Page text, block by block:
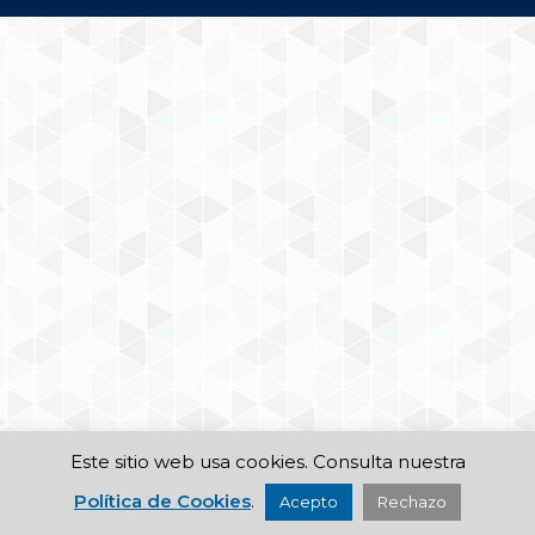
Este sitio web usa cookies. Consulta nuestra
Política de Cookies. Acepto Rechazo